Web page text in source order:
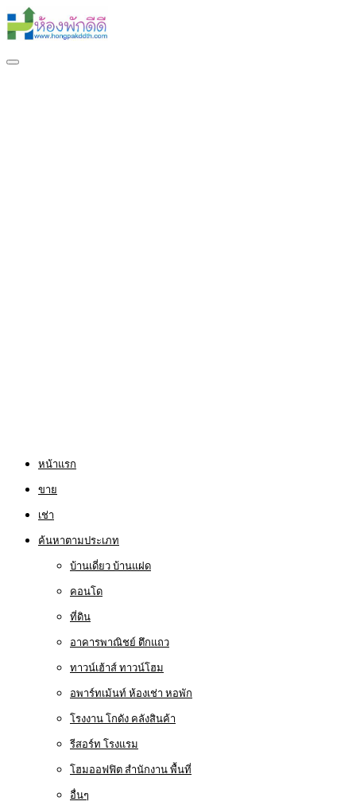
หน้าแรก
ขาย
เช่า
ค้นหาตามประเภท
บ้านเดี่ยว บ้านแฝด
คอนโด
ที่ดิน
อาคารพาณิชย์ ตึกแถว
ทาวน์เฮ้าส์ ทาวน์โฮม
อพาร์ทเม้นท์ ห้องเช่า หอพัก
โรงงาน โกดัง คลังสินค้า
รีสอร์ท โรงแรม
โฮมออฟฟิต สำนักงาน พื้นที่
อื่นๆ